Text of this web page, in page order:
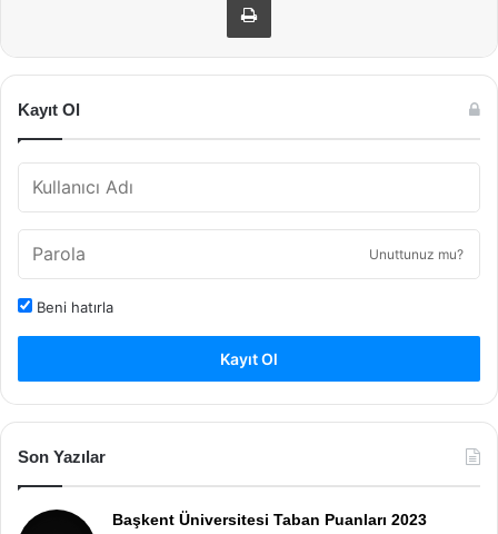
Kayıt Ol
Unuttunuz mu?
Beni hatırla
Kayıt Ol
Son Yazılar
Başkent Üniversitesi Taban Puanları 2023